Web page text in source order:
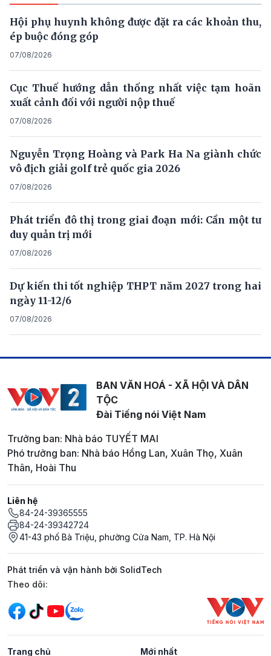
Hội phụ huynh không được đặt ra các khoản thu,
ép buộc đóng góp
07/08/2026
Cục Thuế hướng dẫn thống nhất việc tạm hoãn
xuất cảnh đối với người nộp thuế
07/08/2026
Nguyễn Trọng Hoàng và Park Ha Na giành chức
vô địch giải golf trẻ quốc gia 2026
07/08/2026
Phát triển đô thị trong giai đoạn mới: Cần một tư
duy quản trị mới
07/08/2026
Dự kiến thi tốt nghiệp THPT năm 2027 trong hai
ngày 11-12/6
07/08/2026
BAN VĂN HOÁ - XÃ HỘI VÀ DÂN
TỘC
Đài Tiếng nói Việt Nam
Trưởng ban: Nhà báo TUYẾT MAI
Phó trưởng ban: Nhà báo Hồng Lan, Xuân Thọ, Xuân
Thân, Hoài Thu
Liên hệ
84-24-39365555
84-24-39342724
41-43 phố Bà Triệu, phường Cửa Nam, TP. Hà Nội
Phát triển và vận hành bởi SolidTech
Mạng xã hội
Theo dõi:
Trang chủ Mới nhất